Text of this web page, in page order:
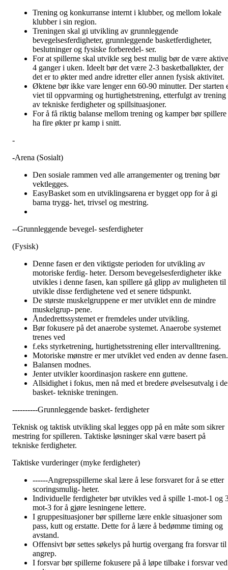
Trening og konkurranse internt i klubber, og mellom lokale
klubber i sin region.
Treningen skal gi utvikling av grunnleggende
bevegelsesferdigheter, grunnleggende basketferdigheter,
beslutninger og fysiske forberedel- ser.
For at spillerne skal utvikle seg best mulig bør de være aktive
4 ganger i uken. Ideelt bør det være 2-3 basketballøkter, der
det er to økter med andre idretter eller annen fysisk aktivitet.
Øktene bør ikke vare lenger enn 60-90 minutter. Der starten
viet til oppvarming og hurtighetstrening, etterfulgt av trening
av tekniske ferdigheter og spillsituasjoner.
For å få riktig balanse mellom trening og kamper bør spillere
ha fire økter pr kamp i snitt.
-
-Arena (Sosialt)
Den sosiale rammen ved alle arrangementer og trening bør
vektlegges.
EasyBasket som en utviklingsarena er bygget opp for å gi
barna trygg- het, trivsel og mestring.
--Grunnleggende bevegel- sesferdigheter
(Fysisk)
Denne fasen er den viktigste perioden for utvikling av
motoriske ferdig- heter. Dersom bevegelsesferdigheter ikke
utvikles i denne fasen, kan spillere gå glipp av muligheten til
utvikle disse ferdighetene ved et senere tidspunkt.
De største muskelgruppene er mer utviklet enn de mindre
muskelgrup- pene.
Åndedrettssystemet er fremdeles under utvikling.
Bør fokusere på det anaerobe systemet. Anaerobe systemet
trenes ved
f.eks styrketrening, hurtighetsstrening eller intervalltrening.
Motoriske mønstre er mer utviklet ved enden av denne fasen.
Balansen modnes.
Jenter utvikler koordinasjon raskere enn guttene.
Allsidighet i fokus, men nå med et bredere øvelsesutvalg i
basket- tekniske treningen.
----------Grunnleggende basket- ferdigheter
Teknisk og taktisk utvikling skal legges opp på en måte som sikrer
mestring for spilleren. Taktiske løsninger skal være basert på
tekniske ferdigheter.
Taktiske vurderinger (myke ferdigheter)
------Angrepsspillerne skal lære å lese forsvaret for å se etter
scoringsmulig- heter.
Individuelle ferdigheter bør utvikles ved å spille 1-mot-1 og
mot-3 for å gjøre lesningene lettere.
I gruppesituasjoner bør spillerne lære enkle situasjoner som
pass, kutt og erstatte. Dette for å lære å bedømme timing og
avstand.
Offensivt bør settes søkelys på hurtig overgang fra forsvar til
angrep.
I forsvar bør spillerne fokusere på å løpe tilbake i forsvar ved